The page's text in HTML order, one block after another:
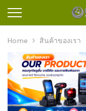
Home สินค้าของเรา